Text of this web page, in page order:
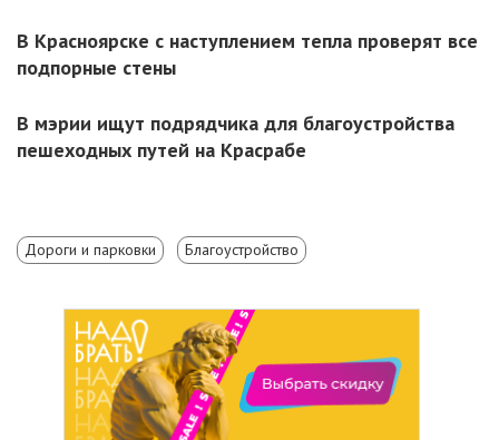
В Красноярске с наступлением тепла проверят все
подпорные стены
В мэрии ищут подрядчика для благоустройства
пешеходных путей на Красрабе
Дороги и парковки Благоустройство